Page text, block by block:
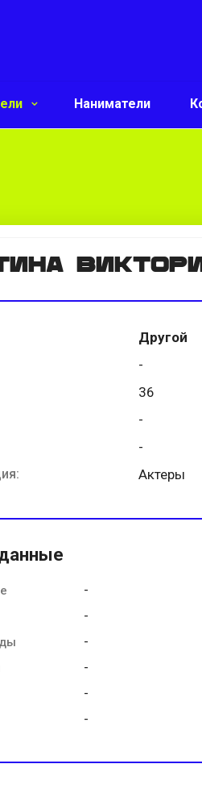
Наниматели
Другой
-
36
-
-
Актеры
-
-
-
-
-
-